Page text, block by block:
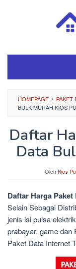
HOMEPAGE / PAKET
BULK MURAH KIOS
Daftar
Data
OlehKios
Daftar Harga
Selain Sebagai
jenis isi pulsa
prabayar, game dan
Paket Data Internet